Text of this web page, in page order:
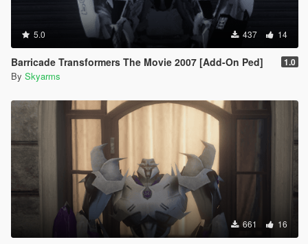
5.0 437 14
Barricade Transformers The Movie 2007 [Add-On Ped] 1.0
By Skyarms
661 16